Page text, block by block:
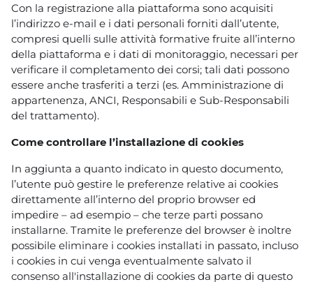
Con la registrazione alla piattaforma sono acquisiti
l’indirizzo e-mail e i dati personali forniti dall’utente,
compresi quelli sulle attività formative fruite all’interno
della piattaforma e i dati di monitoraggio, necessari per
verificare il completamento dei corsi; tali dati possono
essere anche trasferiti a terzi (es. Amministrazione di
appartenenza, ANCI, Responsabili e Sub-Responsabili
del trattamento).
Come controllare l’installazione di cookies
In aggiunta a quanto indicato in questo documento,
l’utente può gestire le preferenze relative ai cookies
direttamente all’interno del proprio browser ed
impedire – ad esempio – che terze parti possano
installarne. Tramite le preferenze del browser è inoltre
possibile eliminare i cookies installati in passato, incluso
i cookies in cui venga eventualmente salvato il
consenso all'installazione di cookies da parte di questo